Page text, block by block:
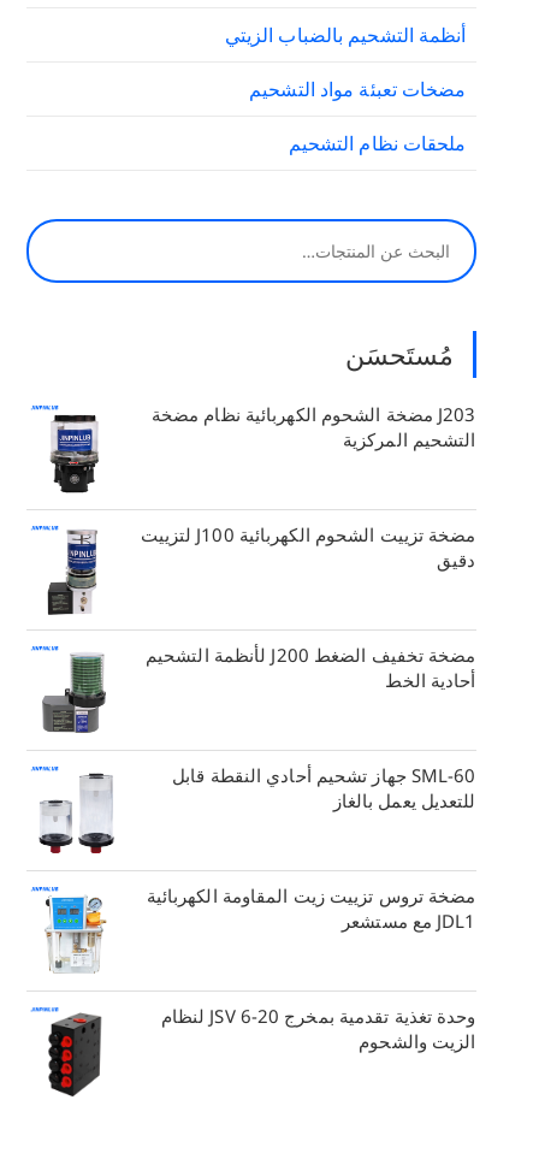
أنظمة التشحيم بالضباب الزيتي
مضخات تعبئة مواد التشحيم
ملحقات نظام التشحيم
يبحث
مُستَحسَن
J203 مضخة الشحوم الكهربائية نظام مضخة
التشحيم المركزية
مضخة تزييت الشحوم الكهربائية J100 لتزييت
دقيق
مضخة تخفيف الضغط J200 لأنظمة التشحيم
أحادية الخط
SML-60 جهاز تشحيم أحادي النقطة قابل
للتعديل يعمل بالغاز
مضخة تروس تزييت زيت المقاومة الكهربائية
JDL1 مع مستشعر
وحدة تغذية تقدمية بمخرج JSV 6-20 لنظام
الزيت والشحوم